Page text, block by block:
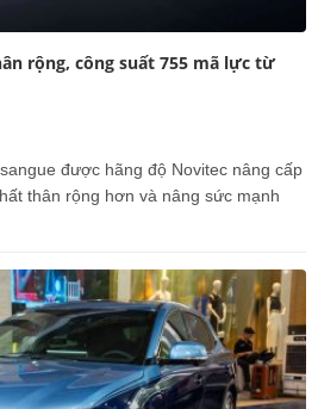
rộng, công suất 755 mã lực từ
được hãng độ Novitec nâng cấp
thân rộng hơn và nâng sức mạnh